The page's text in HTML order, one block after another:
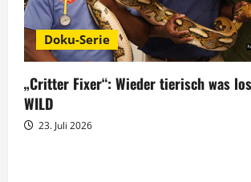
Doku-Serie
„Critter Fixer“: Wieder tierisch was
WILD
23. Juli 2026